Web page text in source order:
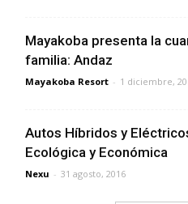
Mayakoba presenta la
familia: Andaz
Mayakoba Resort - 1 diciembre,
Autos Híbridos y
Ecológica y Económica
Nexu - 31 agosto, 2016